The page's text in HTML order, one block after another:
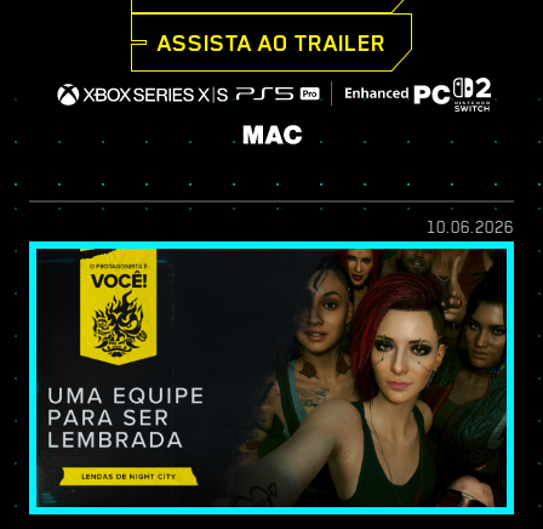
ASSISTA AO TRAILER
10.06.2026